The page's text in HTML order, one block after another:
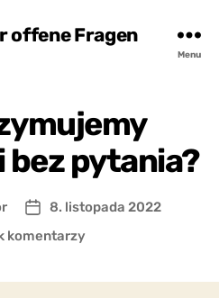
offene Fragen
Menu
pytania?
Data
wpisu
8. listopada 2022
komentarzydo